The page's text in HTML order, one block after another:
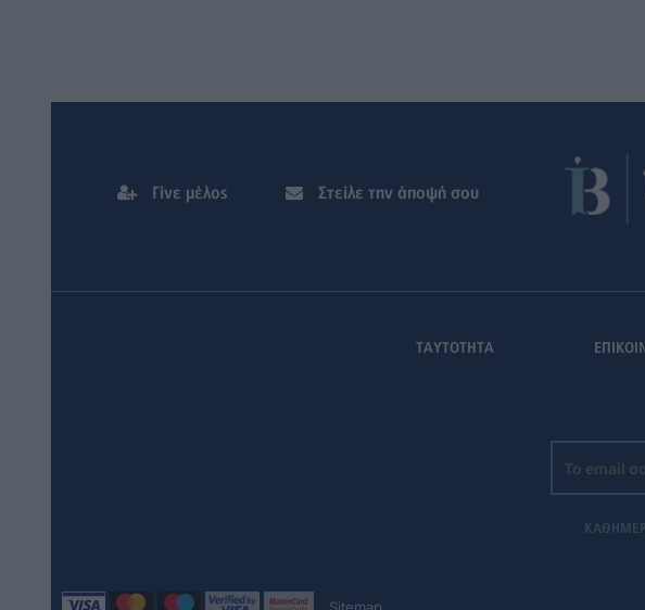
Γίνε μέλος Στείλε την άποψή σου
ΤΑΥΤΟΤΗΤΑ